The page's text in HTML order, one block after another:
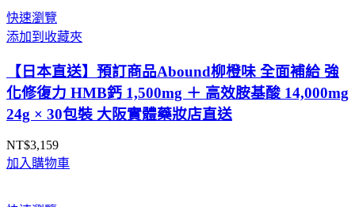
NT$850
快速瀏覽
添加到收藏夾
【日本直送】預訂商品Abound柳橙味 全面補給 強
化修復力 HMB鈣 1,500mg ＋ 高效胺基酸 14,000mg
24g × 30包裝 大阪實體藥妝店直送
NT$3,159
加入購物車